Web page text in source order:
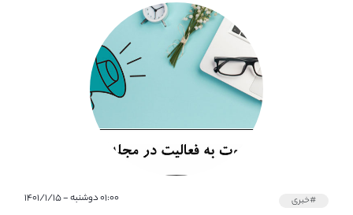
#خبری ۰۱:۰۰ دوشنبه - ۱۴۰۱/۱/۱۵